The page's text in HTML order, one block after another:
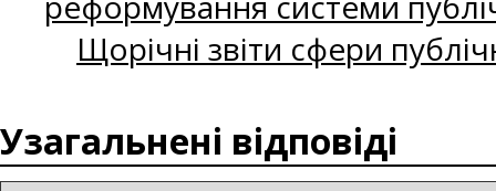
Щорічні звіти сфери
Узагальнені відповіді